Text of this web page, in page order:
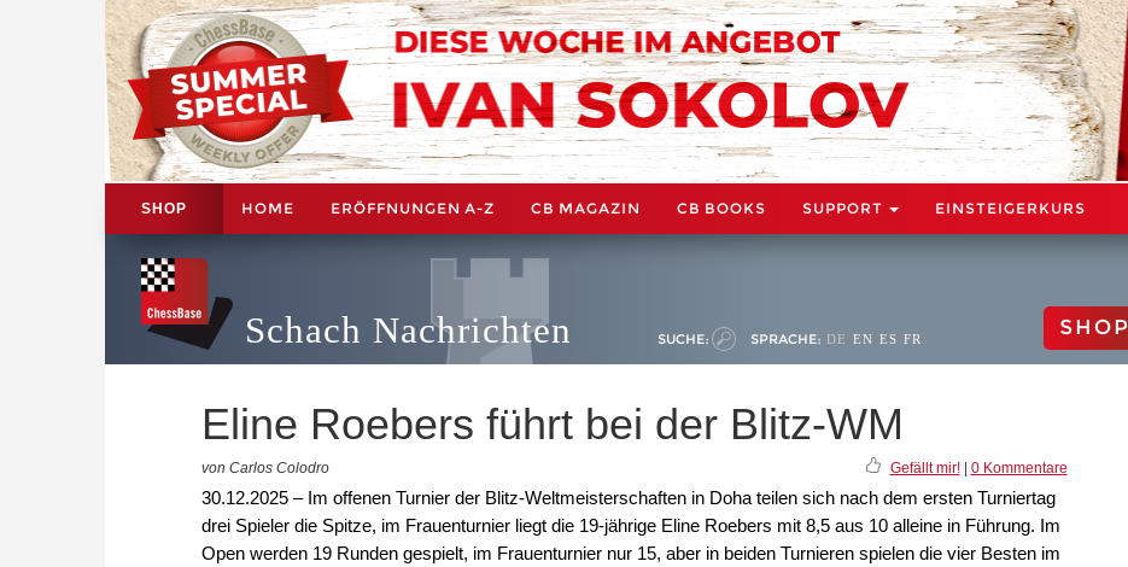
SHOP HOME ERÖFFNUNGEN A-Z CB MAGAZIN CB BOOKS SUPPORT EINSTEIGERKURS
Schach Nachrichten SUCHE: SPRACHE: DE EN ES FR SHOP
Eline Roebers führt bei der Blitz-WM
von Carlos Colodro Gefällt mir!| 0 Kommentare
30.12.2025 – Im offenen Turnier der Blitz-Weltmeisterschaften in Doha teilen sich nach dem ersten Turniertag
drei Spieler die Spitze, im Frauenturnier liegt die 19-jährige Eline Roebers mit 8,5 aus 10 alleine in Führung. Im
Open werden 19 Runden gespielt, im Frauenturnier nur 15, aber in beiden Turnieren spielen die vier Besten im